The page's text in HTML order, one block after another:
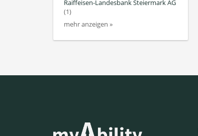
Raiffeisen-Landesbank Steiermark AG
(1)
mehr anzeigen »